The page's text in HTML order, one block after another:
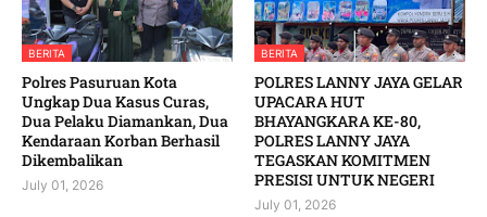
BERITA
Polres Pasuruan Kota
Ungkap Dua Kasus Curas,
Dua Pelaku Diamankan, Dua
Kendaraan Korban Berhasil
Dikembalikan
July 01, 2026
BERITA
POLRES LANNY JAYA GELAR
UPACARA HUT
BHAYANGKARA KE-80,
POLRES LANNY JAYA
TEGASKAN KOMITMEN
PRESISI UNTUK NEGERI
July 01, 2026